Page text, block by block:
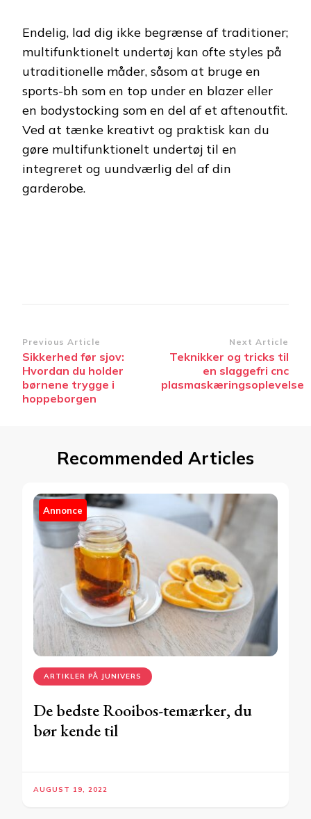
Endelig, lad dig ikke begrænse af traditioner;
multifunktionelt undertøj kan ofte styles på
utraditionelle måder, såsom at bruge en
sports-bh som en top under en blazer eller
en bodystocking som en del af et aftenoutfit.
Ved at tænke kreativt og praktisk kan du
gøre multifunktionelt undertøj til en
integreret og uundværlig del af din
garderobe.
Post
Navigation
Previous Article
Sikkerhed før sjov:
Hvordan du holder
børnene trygge i
hoppeborgen
Next Article
Teknikker og tricks til
en slaggefri cnc
plasmaskæringsoplevelse
Recommended Articles
Annonce
ARTIKLER PÅ JUNIVERS
De bedste Rooibos-temærker, du
bør kende til
AUGUST 19, 2022